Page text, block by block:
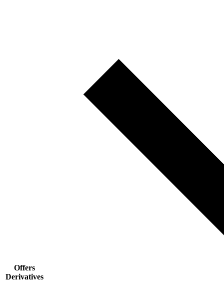
Offers
Derivatives